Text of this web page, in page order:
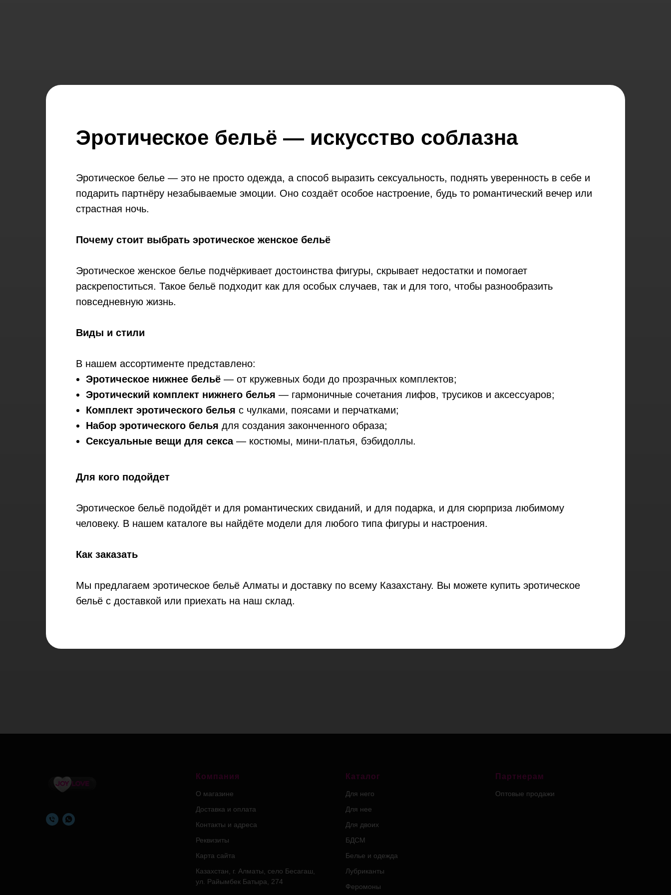
Эротическое бельё — искусство соблазна
Эротическое белье — это не просто одежда, а способ выразить сексуальность, поднять уверенность в себе и
подарить партнёру незабываемые эмоции. Оно создаёт особое настроение, будь то романтический вечер или
страстная ночь.
Почему стоит выбрать эротическое женское бельё
Эротическое женское белье подчёркивает достоинства фигуры, скрывает недостатки и помогает
раскрепоститься. Такое бельё подходит как для особых случаев, так и для того, чтобы разнообразить
повседневную жизнь.
Виды и стили
В нашем ассортименте представлено:
Эротическое нижнее бельё — от кружевных боди до прозрачных комплектов;
Эротический комплект нижнего белья — гармоничные сочетания лифов, трусиков и аксессуаров;
Комплект эротического белья с чулками, поясами и перчатками;
Набор эротического белья для создания законченного образа;
Сексуальные вещи для секса— костюмы, мини-платья, бэбидоллы.
Для кого подойдет
Эротическое бельё подойдёт и для романтических свиданий, и для подарка, и для сюрприза любимому
человеку. В нашем каталоге вы найдёте модели для любого типа фигуры и настроения.
Как заказать
Мы предлагаем эротическое бельё Алматы и доставку по всему Казахстану. Вы можете купить эротическое
бельё с доставкой или приехать на наш склад.
Компания
О магазине
Доставка и оплата
Контакты и адреса
Реквизиты
Карта сайта
Казахстан, г. Алматы, село Бесагаш,
ул. Райымбек Батыра, 274
Каталог
Для него
Для нее
Для двоих
БДСМ
Белье и одежда
Лубриканты
Феромоны
Партнерам
Оптовые продажи